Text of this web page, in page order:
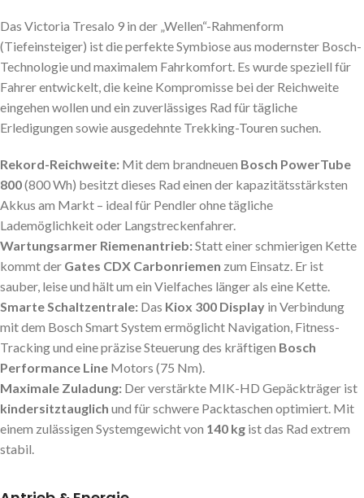
Das Victoria Tresalo 9 in der „Wellen“-Rahmenform
(Tiefeinsteiger) ist die perfekte Symbiose aus modernster Bosch-
Technologie und maximalem Fahrkomfort. Es wurde speziell für
Fahrer entwickelt, die keine Kompromisse bei der Reichweite
eingehen wollen und ein zuverlässiges Rad für tägliche
Erledigungen sowie ausgedehnte Trekking-Touren suchen.
Rekord-Reichweite: Mit dem brandneuen Bosch PowerTube
800(800 Wh) besitzt dieses Rad einen der kapazitätsstärksten
Akkus am Markt – ideal für Pendler ohne tägliche
Lademöglichkeit oder Langstreckenfahrer.
Wartungsarmer Riemenantrieb:Statt einer schmierigen Kette
kommt der Gates CDX Carbonriemen zum Einsatz. Er ist
sauber, leise und hält um ein Vielfaches länger als eine Kette.
Smarte Schaltzentrale: Das Kiox 300 Display in Verbindung
mit dem Bosch Smart System ermöglicht Navigation, Fitness-
Tracking und eine präzise Steuerung des kräftigen Bosch
Performance Line Motors (75 Nm).
Maximale Zuladung: Der verstärkte MIK-HD Gepäckträger ist
kindersitztauglich und für schwere Packtaschen optimiert. Mit
einem zulässigen Systemgewicht von 140 kg ist das Rad extrem
stabil.